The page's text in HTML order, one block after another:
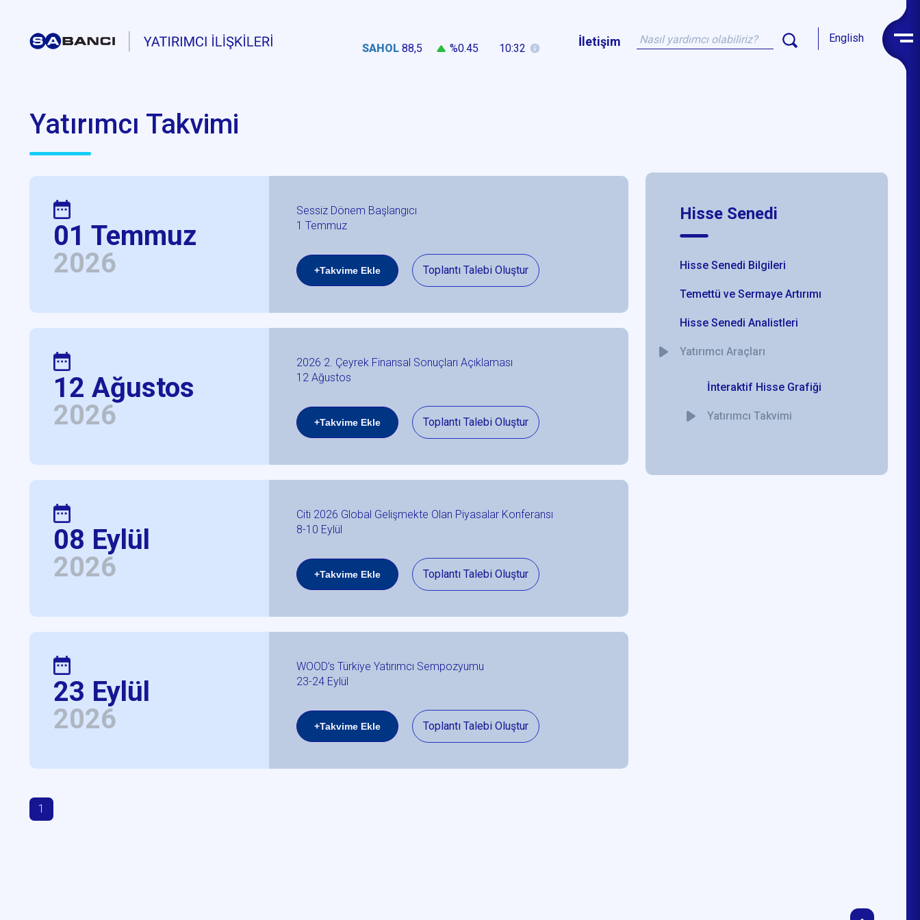
SAHOL 88,5 %0.45 10:32 İletişim English
Yatırımcı Takvimi
01 Temmuz
2026
Sessiz Dönem Başlangıcı
1 Temmuz
+Takvime Ekle Toplantı Talebi Oluştur
12 Ağustos
2026
2026 2. Çeyrek Finansal Sonuçları Açıklaması
12 Ağustos
+Takvime Ekle Toplantı Talebi Oluştur
08 Eylül
2026
Citi 2026 Global Gelişmekte Olan Piyasalar Konferansı
8-10 Eylül
+Takvime Ekle Toplantı Talebi Oluştur
23 Eylül
2026
WOOD’s Türkiye Yatırımcı Sempozyumu
23-24 Eylül
+Takvime Ekle Toplantı Talebi Oluştur
1
Hisse Senedi
Hisse Senedi Bilgileri
Temettü ve Sermaye Artırımı
Hisse Senedi Analistleri
Yatırımcı Araçları
İnteraktif Hisse Grafiği
Yatırımcı Takvimi